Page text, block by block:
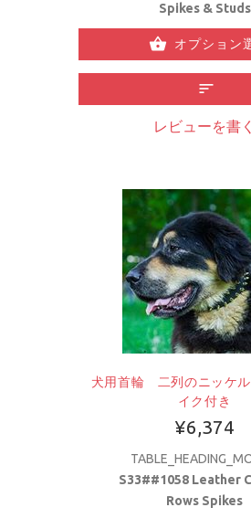
Spikes & Studs
オプション
レビューを書く
犬用首輪 二列のニッケ
イク付き
¥6,374
S33##1058 Leather
Rows Spikes